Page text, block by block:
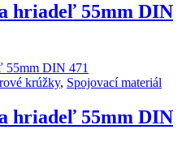
hriadeľ 55mm DIN
krúžky, Spojovací materiál
hriadeľ 55mm DIN